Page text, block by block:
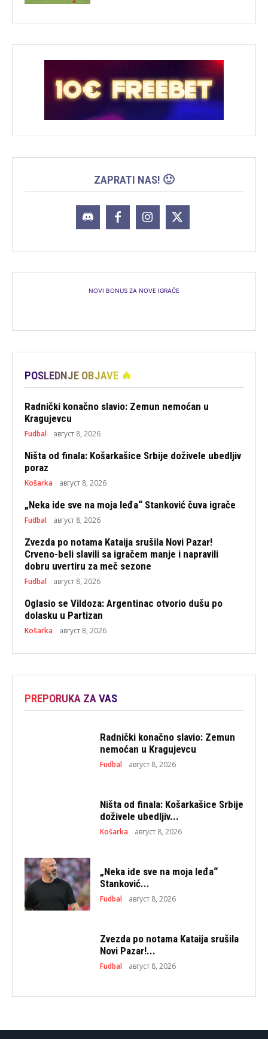
ZAPRATI NAS! 🙂
NOVI BONUS ZA NOVE IGRAČE
POSLEDNJE OBJAVE 🔥
Radnički konačno slavio: Zemun nemoćan u
Kragujevcu
Fudbal август 8, 2026
Ništa od finala: Košarkašice Srbije doživele ubedljiv
poraz
Košarka август 8, 2026
„Neka ide sve na moja leđa“ Stanković čuva igrače
Fudbal август 8, 2026
Zvezda po notama Kataija srušila Novi Pazar!
Crveno-beli slavili sa igračem manje i napravili
dobru uvertiru za meč sezone
Fudbal август 8, 2026
Oglasio se Vildoza: Argentinac otvorio dušu po
dolasku u Partizan
Košarka август 8, 2026
PREPORUKA ZA VAS
Radnički konačno slavio: Zemun
nemoćan u Kragujevcu
Fudbal август 8, 2026
Ništa od finala: Košarkašice Srbije
doživele ubedljiv...
Košarka август 8, 2026
„Neka ide sve na moja leđa“
Stanković...
Fudbal август 8, 2026
Zvezda po notama Kataija srušila
Novi Pazar!...
Fudbal август 8, 2026